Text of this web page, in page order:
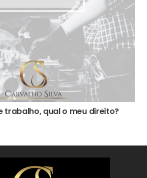
trabalho, qual o meu direito?